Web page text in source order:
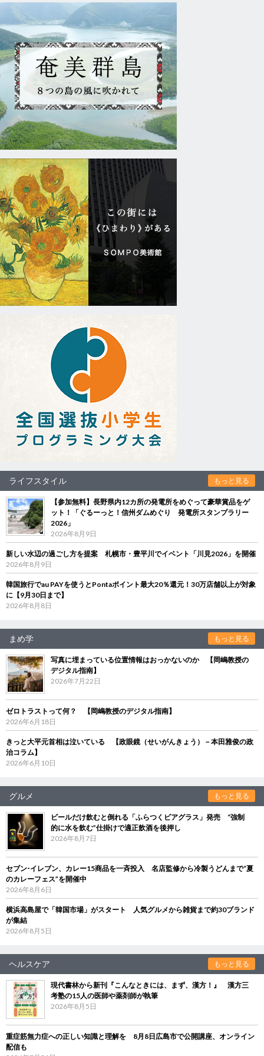
ライフスタイル もっと見る
【参加無料】長野県内12カ所の発電所をめぐって豪華賞品をゲ
ット！「ぐるーっと！信州ダムめぐり 発電所スタンプラリー
2026」
2026年8月9日
新しい水辺の過ごし方を提案 札幌市・豊平川でイベント「川見2026」を開催
2026年8月9日
韓国旅行でau PAYを使うとPontaポイント最大20％還元！30万店舗以上が対象
に【9月30日まで】
2026年8月8日
まめ学 もっと見る
写真に埋まっている位置情報はおっかないのか 【岡嶋教授の
デジタル指南】
2026年7月22日
ゼロトラストって何？ 【岡嶋教授のデジタル指南】
2026年6月18日
きっと大平元首相は泣いている 【政眼鏡（せいがんきょう）－本田雅俊の政
治コラム】
2026年6月10日
グルメ もっと見る
ビールだけ飲むと倒れる「ふらつくビアグラス」発売 “強制
的に水を飲む”仕掛けで適正飲酒を後押し
2026年8月7日
セブン‐イレブン、カレー15商品を一斉投入 名店監修から冷製うどんまで“夏
のカレーフェス”を開催中
2026年8月6日
横浜高島屋で「韓国市場」がスタート 人気グルメから雑貨まで約30ブランド
が集結
2026年8月5日
ヘルスケア もっと見る
現代書林から新刊『こんなときには、まず、漢方！』 漢方三
考塾の15人の医師や薬剤師が執筆
2026年8月5日
重症筋無力症への正しい知識と理解を 8月8日広島市で公開講座、オンライン
配信も